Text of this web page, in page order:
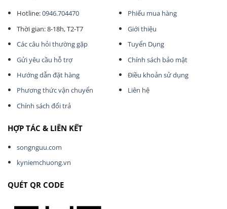
Hotline:0946.704470
Thời gian: 8-18h, T2-T7
Các câu hỏi thường gặp
Gửi yêu cầu hỗ trợ
Hướng dẫn đặt hàng
Phương thức vận chuyển
Chính sách đổi trả
Phiếu mua hàng
Giới thiệu
Tuyển Dụng
Chính sách bảo mật
Điều khoản sử dụng
Liên hệ
HỢP TÁC & LIÊN KẾT
songnguu.com
kyniemchuong.vn
QUÉT QR CODE